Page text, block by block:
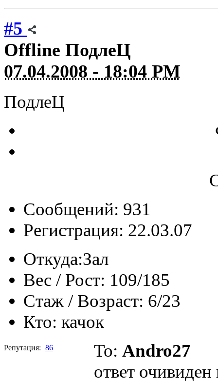
#5
Offline ПодлеЦ
07.04.2008 - 18:04 PM
ПодлеЦ
Сообщений: 931
Регистрация: 22.03.07
Откуда:Зал
Вес / Рост: 109/185
Стаж / Возраст: 6/23
Кто: качок
Репутация: 86 To: Andro27
ответ